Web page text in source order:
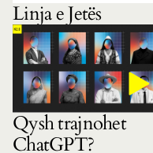
Linja e Jetës
Qysh trajnohet
ChatGPT?